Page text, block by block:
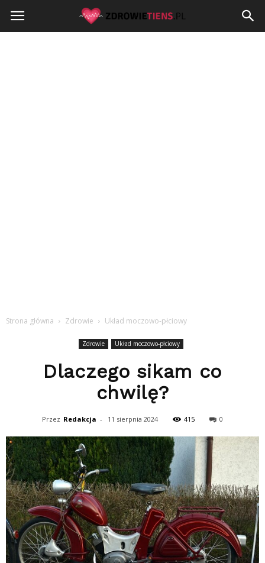
Zdrowietiens.pl
Strona główna Zdrowie Układ moczowo-płciowy
Zdrowie Układ moczowo-płciowy
Dlaczego sikam co
chwilę?
Przez Redakcja - 11 sierpnia 2024 415 0